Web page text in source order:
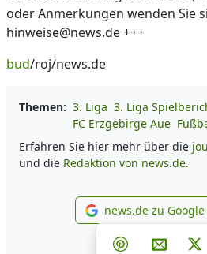
oder Anmerkungen wenden Sie
hinweise@news.de +++
bud/roj/news.de
Themen: 3. Liga 3. Liga
FC Erzgebirge Aue
Erfahren Sie hier mehr über die
und die Redaktion von news.de.
news.de zu
Teilen auf
Teilen auf
Per E-